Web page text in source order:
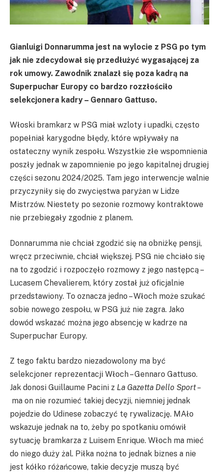
Gianluigi Donnarumma jest na wylocie z PSG po tym
jak nie zdecydował się przedłużyć wygasającej za
rok umowy. Zawodnik znalazł się poza kadrą na
Superpuchar Europy co bardzo rozzłościło
selekcjonera kadry – Gennaro Gattuso.
Włoski bramkarz w PSG miał wzloty i upadki, często
popełniał karygodne błędy, które wpływały na
ostateczny wynik zespołu. Wszystkie złe wspomnienia
poszły jednak w zapomnienie po jego kapitalnej drugiej
części sezonu 2024/2025. Tam jego interwencje walnie
przyczyniły się do zwycięstwa paryżan w Lidze
Mistrzów. Niestety po sezonie rozmowy kontraktowe
nie przebiegały zgodnie z planem.
Donnarumma nie chciał zgodzić się na obniżkę pensji,
wręcz przeciwnie, chciał większej. PSG nie chciało się
na to zgodzić i rozpoczęło rozmowy z jego następcą –
Lucasem Chevalierem, który został już oficjalnie
przedstawiony. To oznacza jedno – Włoch może szukać
sobie nowego zespołu, w PSG już nie zagra. Jako
dowód wskazać można jego absencję w kadrze na
Superpuchar Europy.
Z tego faktu bardzo niezadowolony ma być
selekcjoner reprezentacji Włoch – Gennaro Gattuso.
Jak donosi Guillaume Pacini z La Gazetta Dello Sport –
ma on nie rozumieć takiej decyzji, niemniej jednak
pojedzie do Udinese zobaczyć tę rywalizację. MAło
wskazuje jednak na to, żeby po spotkaniu omówił
sytuację bramkarza z Luisem Enrique. Włoch ma mieć
do niego duży żal. Piłka nożna to jednak biznes a nie
jest kółko różańcowe, takie decyzje muszą być